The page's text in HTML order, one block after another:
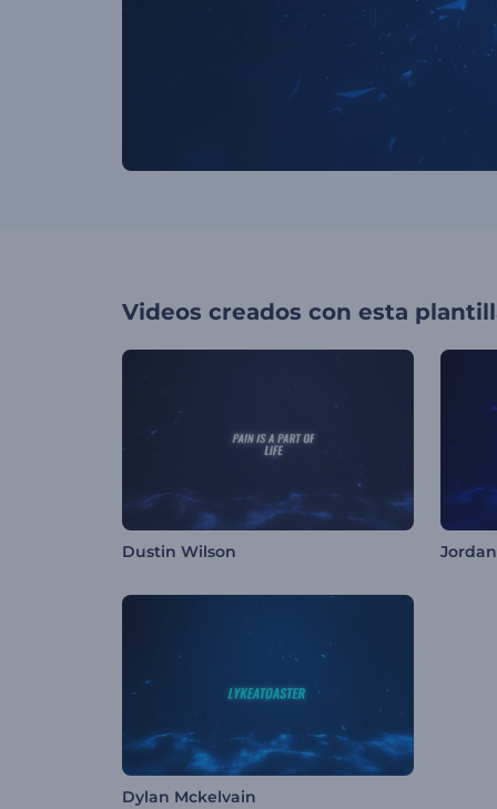
Videos creados con esta
Dustin Wilson Jordan
Dylan Mckelvain